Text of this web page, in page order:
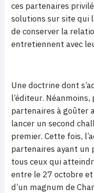
ces partenaires
solutions sur site qui
de conserver la
entretiennent avec
Une doctrine dont
l’éditeur.
partenaires à goûter
lancer un second
premier. Cette fois,
partenaires ayant un
tous ceux qui
entre le 27 octobre
d’un magnum de